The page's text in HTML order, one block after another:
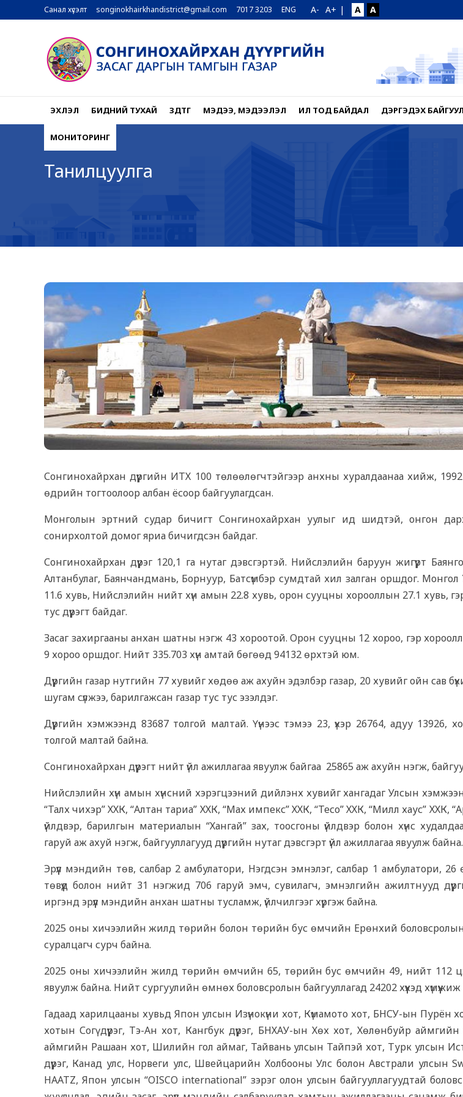
Санал хүсэлт songinokhairkhandistrict@gmail.com 7017 3203 ENG A- A+ | A A
ЭХЛЭЛ БИДНИЙ ТУХАЙ ЗДТГ МЭДЭЭ, МЭДЭЭЛЭЛ ИЛ ТОД БАЙДАЛ ДЭРГЭДЭХ
МОНИТОРИНГ
Танилцуулга
Сонгинохайрхан дүүргийн ИТХ 100 төлөөлөгчтэйгээр анхны хуралдаанаа хийж,
өдрийн тогтоолоор албан ёсоор байгуулагдсан.
Монголын эртний судар бичигт Сонгинохайрхан уулыг ид шидтэй, онгон
сонирхолтой домог яриа бичигдсэн байдаг.
Сонгинохайрхан дүүрэг 120,1 га нутаг дэвсгэртэй. Нийслэлийн баруун жигүүрт
Алтанбулаг, Баянчандмань, Борнуур, Батсүмбэр сумдтай хил залган оршдог.
11.6 хувь, Нийслэлийн нийт хүн амын 22.8 хувь, орон сууцны хорооллын 27.1 хувь,
тус дүүрэгт байдаг.
Засаг захиргааны анхан шатны нэгж 43 хороотой. Орон сууцны 12 хороо, гэр
9 хороо оршдог. Нийт 335.703 хүн амтай бөгөөд 94132 өрхтэй юм.
Дүүргийн газар нутгийн 77 хувийг хөдөө аж ахуйн эдэлбэр газар, 20 хувийг ойн сав
шугам сүлжээ, барилгажсан газар тус тус эзэлдэг.
Дүүргийн хэмжээнд 83687 толгой малтай. Үүнээс тэмээ 23, үхэр 26764, адуу 13926,
толгой малтай байна.
Сонгинохайрхан дүүрэгт нийт үйл ажиллагаа явуулж байгаа 25865 аж ахуйн нэгж,
Нийслэлийн хүн амын хүнсний хэрэгцээний дийлэнх хувийг хангадаг Улсын
“Талх чихэр” ХХК, “Алтан тариа” ХХК, “Мах импекс” ХХК, “Тесо” ХХК, “Милл хаус” ХХК,
үйлдвэр, барилгын материалын “Хангай” зах, тоосгоны үйлдвэр болон хүнс
гаруй аж ахуй нэгж, байгууллагууд дүүргийн нутаг дэвсгэрт үйл ажиллагаа явуулж байна.
Эрүүл мэндийн төв, салбар 2 амбулатори, Нэгдсэн эмнэлэг, салбар 1 амбулатори, 26
төвүүд болон нийт 31 нэгжид 706 гаруй эмч, сувилагч, эмнэлгийн ажилтнууд
иргэнд эрүүл мэндийн анхан шатны тусламж, үйлчилгээг хүргэж байна.
2025 оны хичээлийн жилд төрийн болон төрийн бус өмчийн Ерөнхий боловсролын
суралцагч сурч байна.
2025 оны хичээлийн жилд төрийн өмчийн 65, төрийн бус өмчийн 49, нийт 112
явуулж байна. Нийт сургуулийн өмнөх боловсролын байгууллагад 24202 хүүхэд
Гадаад харилцааны хувьд Япон улсын Изүнокүни хот, Күмамото хот, БНСУ-ын Пурён
хотын Согү дүүрэг, Тэ-Ан хот, Кангбук дүүрэг, БНХАУ-ын Хөх хот, Хөлөнбуйр аймгийн
аймгийн Рашаан хот, Шилийн гол аймаг, Тайвань улсын Тайпэй хот, Турк улсын
дүүрэг, Канад улс, Норвеги улс, Швейцарийн Холбооны Улс болон Австрали улсын
HAATZ, Япон улсын “OISCO international” зэрэг олон улсын байгууллагуудтай